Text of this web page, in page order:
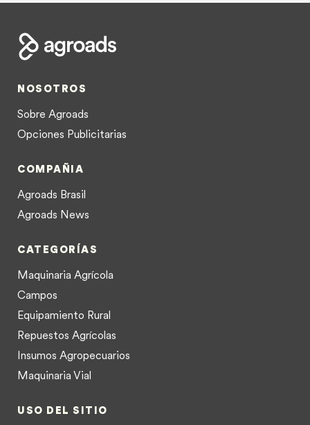
NOSOTROS
Sobre Agroads
Opciones Publicitarias
COMPAÑIA
Agroads Brasil
Agroads News
CATEGORÍAS
Maquinaria Agrícola
Campos
Equipamiento Rural
Repuestos Agrícolas
Insumos Agropecuarios
Maquinaria Vial
USO DEL SITIO